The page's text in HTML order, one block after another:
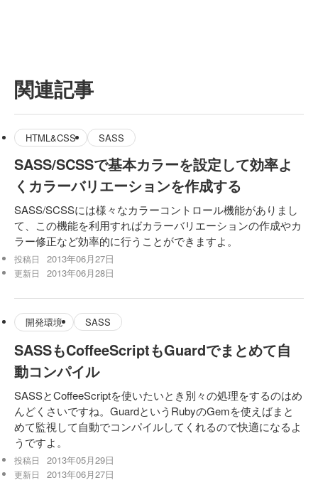
関連記事
HTML&CSS SASS
SASS/SCSSで基本カラーを設定して効率よ
くカラーバリエーションを作成する
SASS/SCSSには様々なカラーコントロール機能がありまし
て、この機能を利用すればカラーバリエーションの作成やカ
ラー修正など効率的に行うことができますよ。
投稿日 2013年06月27日
更新日 2013年06月28日
開発環境 SASS
SASSもCoffeeScriptもGuardでまとめて自
動コンパイル
SASSとCoffeeScriptを使いたいとき別々の処理をするのはめ
んどくさいですね。GuardというRubyのGemを使えばまと
めて監視して自動でコンパイルしてくれるので快適になるよ
うですよ。
投稿日 2013年05月29日
更新日 2013年06月27日